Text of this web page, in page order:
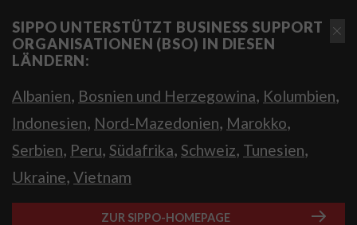
SIPPO UNTERSTÜTZT BUSINESS SUPPORT
ORGANISATIONEN (BSO) IN DIESEN
LÄNDERN:
Albanien, Bosnien und Herzegowina, Kolumbien,
Indonesien, Nord-Mazedonien, Marokko,
Serbien, Peru, Südafrika, Schweiz, Tunesien,
Ukraine, Vietnam
ZUR SIPPO-HOMEPAGE